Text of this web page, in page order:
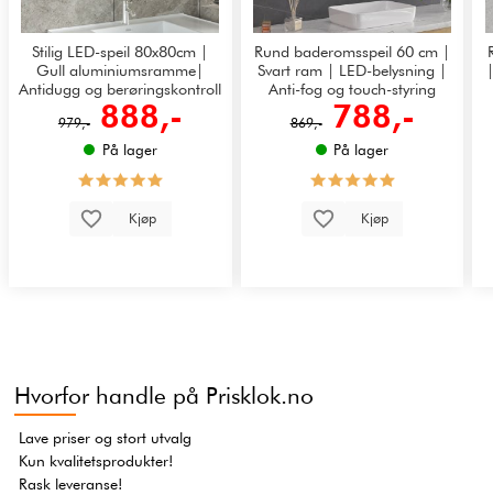
Stilig LED-speil 80x80cm |
Gull aluminiumsramme|
Antidugg og berøringskontroll
979,- 888,-
På lager
Kjøp
Rund baderomsspeil 60 cm |
Svart ram | LED-belysning |
Anti-fog og touch-styring
869,- 788,-
På lager
Kjøp
Hvorfor handle på Prisklok.no
Lave priser og stort utvalg
Kun kvalitetsprodukter!
Rask leveranse!